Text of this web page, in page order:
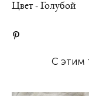
Цвет - Голубой
С этим